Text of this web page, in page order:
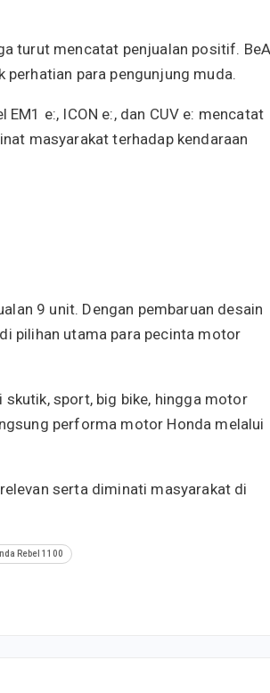
turut mencatat penjualan positif.
para pengunjung muda.
e:, ICON e:, dan CUV e: mencatat
masyarakat terhadap kendaraan
9 unit. Dengan pembaruan desain
pilihan utama para pecinta motor
sport, big bike, hingga motor
performa motor Honda melalui
serta diminati masyarakat di
Rebel 1100